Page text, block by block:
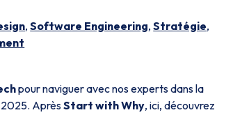
,Software Engineering,Stratégie,
pour naviguer avec nos experts dans la
AprèsStart with Why, ici, découvrez